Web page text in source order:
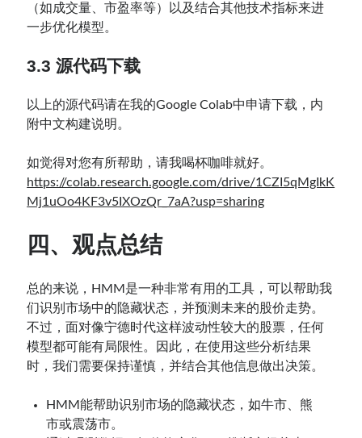
（如成交量、市盈率等）以及结合其他技术指标来进
一步优化模型。
3.3 源代码下载
以上的源代码请在我的Google Colab中申请下载，内
附中文构建说明。
如觉得对您有所帮助，请我喝杯咖啡就好。
https://colab.research.google.com/drive/1CZI5qMgIkK
Mj1uOo4KF3v5IXOzQr_7aA?usp=sharing
四、观点总结
总的来说，HMM是一种非常有用的工具，可以帮助我
们识别市场中的隐藏状态，并预测未来的股价走势。
不过，面对像宁德时代这样波动性较大的股票，任何
模型都可能有局限性。因此，在使用这些分析结果
时，我们需要保持谨慎，并结合其他信息做出决策。
HMM能帮助识别市场的隐藏状态，如牛市、熊
市或震荡市。